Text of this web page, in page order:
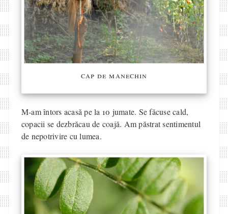
cap de manechin
M-am întors acasă pe la 10 jumate. Se făcuse cald,
copacii se dezbrăcau de coajă. Am păstrat sentimentul
de nepotrivire cu lumea.